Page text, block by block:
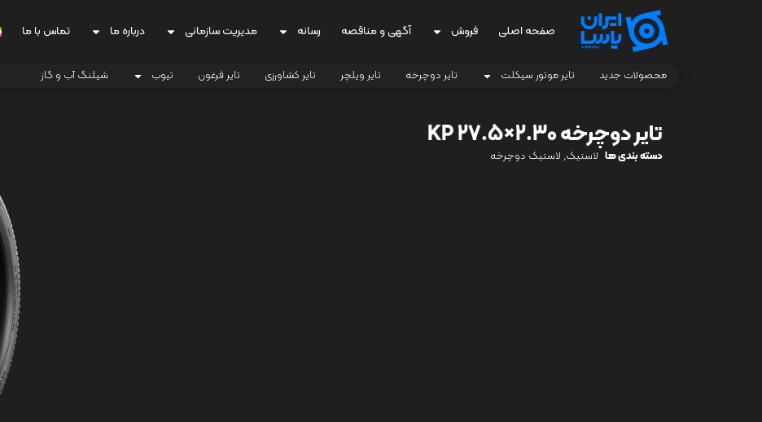
صفحه اصلی فروش آگهی و مناقصه رسانه مدیریت سازمانی درباره ما تماس با ما
محصولات جدید تایر موتور سیکلت تایر دوچرخه تایر ویلچر تایر کشاورزی تایر فرغون تیوب شیلنگ آب و گاز
تایر دوچرخه KP 27.5×2.30
دسته بندی ها لاستیک, لاستیک دوچرخه